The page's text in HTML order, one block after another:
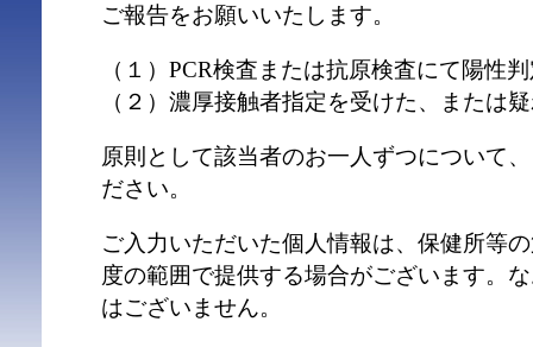
ご報告をお願いいたします。
（１）PCR検査または抗原検査にて陽性
（２）濃厚接触者指定を受けた、または
原則として該当者のお一人ずつについて
ださい。
ご入力いただいた個人情報は、保健所等
度の範囲で提供する場合がございます。
はございません。